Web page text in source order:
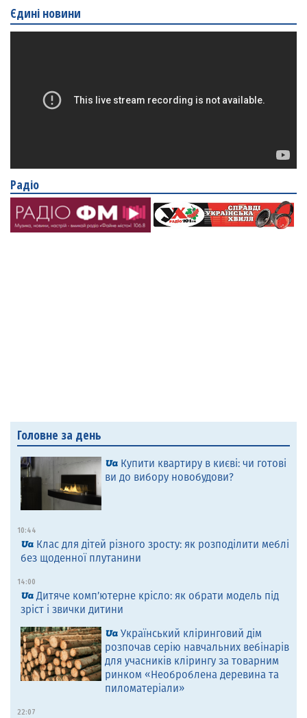
Єдині новини
Радіо
Головне за день
Купити квартиру в києві: чи готові
ви до вибору новобудови?
10:44
Клас для дітей різного зросту: як розподілити меблі
без щоденної плутанини
14:00
Дитяче комп’ютерне крісло: як обрати модель під
зріст і звички дитини
Український кліринговий дім
розпочав серію навчальних вебінарів
для учасників клірингу за товарним
ринком «Необроблена деревина та
пиломатеріали»
22:07